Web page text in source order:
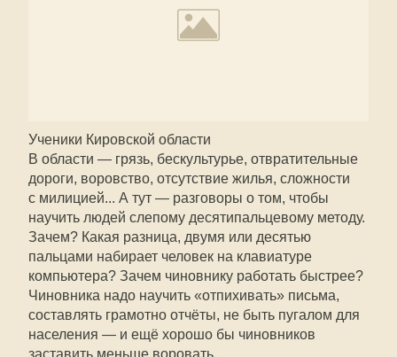
Ученики Кировской области
В области — грязь, бескультурье, отвратительные
дороги, воровство, отсутствие жилья, сложности
с милицией... А тут — разговоры о том, чтобы
научить людей слепому десятипальцевому методу.
Зачем? Какая разница, двумя или десятью
пальцами набирает человек на клавиатуре
компьютера? Зачем чиновнику работать быстрее?
Чиновника надо научить «отпихивать» письма,
составлять грамотно отчёты, не быть пугалом для
населения — и ещё хорошо бы чиновников
заставить меньше воровать.